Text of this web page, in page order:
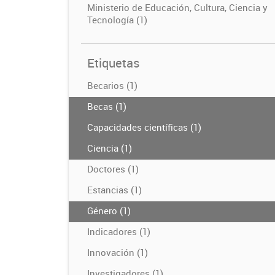
Ministerio de Educación, Cultura, Ciencia y
Tecnología (1)
Etiquetas
Becarios (1)
Becas (1)
Capacidades científicas (1)
Ciencia (1)
Doctores (1)
Estancias (1)
Género (1)
Indicadores (1)
Innovación (1)